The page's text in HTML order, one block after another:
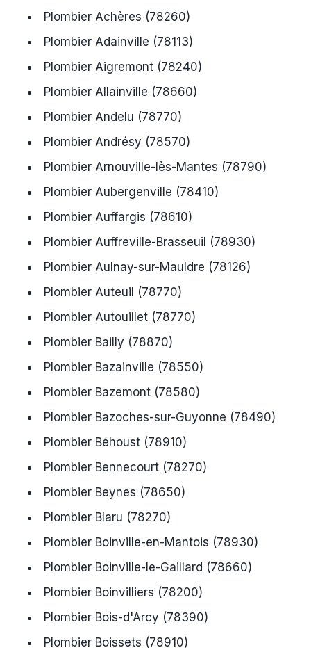
Plombier Achères (78260)
Plombier Adainville (78113)
Plombier Aigremont (78240)
Plombier Allainville (78660)
Plombier Andelu (78770)
Plombier Andrésy (78570)
Plombier Arnouville-lès-Mantes (78790)
Plombier Aubergenville (78410)
Plombier Auffargis (78610)
Plombier Auffreville-Brasseuil (78930)
Plombier Aulnay-sur-Mauldre (78126)
Plombier Auteuil (78770)
Plombier Autouillet (78770)
Plombier Bailly (78870)
Plombier Bazainville (78550)
Plombier Bazemont (78580)
Plombier Bazoches-sur-Guyonne (78490)
Plombier Béhoust (78910)
Plombier Bennecourt (78270)
Plombier Beynes (78650)
Plombier Blaru (78270)
Plombier Boinville-en-Mantois (78930)
Plombier Boinville-le-Gaillard (78660)
Plombier Boinvilliers (78200)
Plombier Bois-d'Arcy (78390)
Plombier Boissets (78910)